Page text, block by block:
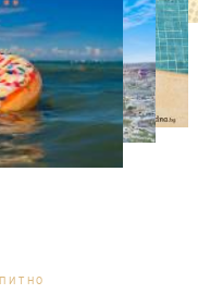
на добрата
не се крие в
рецепта